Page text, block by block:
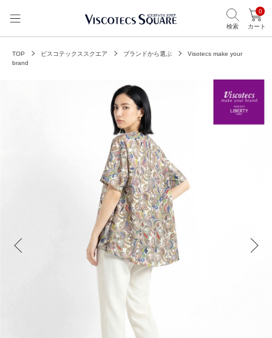
検索
0
カート
TOP ビスコテックススクエア ブランドから選ぶ
Visotecs make your
brand